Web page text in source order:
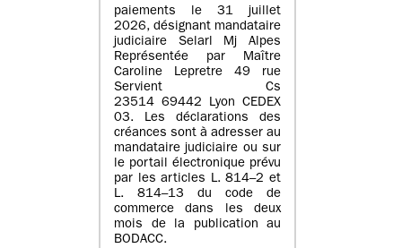
paiements le 31 juillet
2026, désignant mandataire
judiciaire Selarl Mj Alpes
Représentée par Maître
Caroline Lepretre 49 rue
Servient Cs
23514 69442 Lyon CEDEX
03. Les déclarations des
créances sont à adresser au
mandataire judiciaire ou sur
le portail électronique prévu
par les articles L. 814–2 et
L. 814–13 du code de
commerce dans les deux
mois de la publication au
BODACC.